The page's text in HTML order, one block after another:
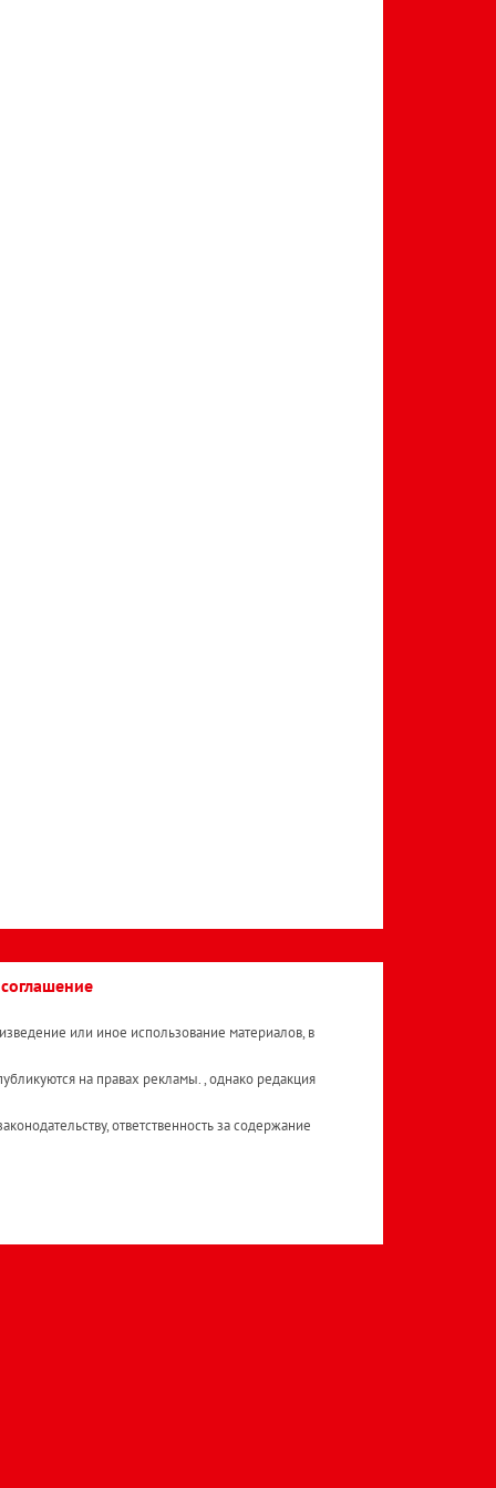
или иное использование материалов, в
на правах рекламы. , однако редакция
ответственность за содержание